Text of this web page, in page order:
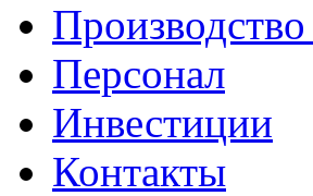
Персонал
Инвестиции
Контакты